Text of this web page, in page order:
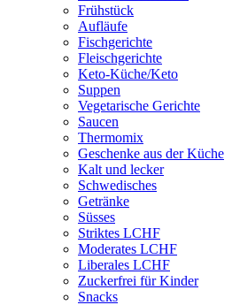
Frühstück
Aufläufe
Fischgerichte
Fleischgerichte
Keto-Küche/Keto
Suppen
Vegetarische Gerichte
Saucen
Thermomix
Geschenke aus der Küche
Kalt und lecker
Schwedisches
Getränke
Süsses
Striktes LCHF
Moderates LCHF
Liberales LCHF
Zuckerfrei für Kinder
Snacks